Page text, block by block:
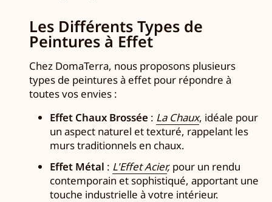
Les Différents Types de
Peintures à Effet
Chez DomaTerra, nous proposons plusieurs
types de peintures à effet pour répondre à
toutes vos envies :
Effet Chaux Brossée : La Chaux, idéale pour
un aspect naturel et texturé, rappelant les
murs traditionnels en chaux.
Effet Métal : L'Effet Acier,pour un rendu
contemporain et sophistiqué, apportant une
touche industrielle à votre intérieur.